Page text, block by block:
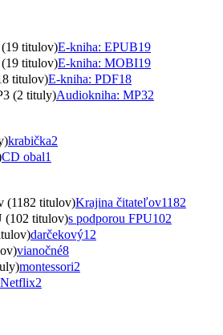
titulov)E-kniha: EPUB19
titulov)E-kniha: MOBI19
titulov)E-kniha: PDF18
(2 tituly)Audiokniha: MP32
krabička2
CD obal1
(1182 titulov)Krajina čitateľov1182
(102 titulov)s podporou FPU102
darčekový12
vianočné8
montessori2
Netflix2